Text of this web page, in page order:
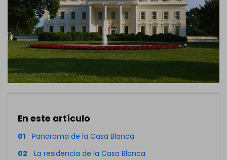
En este artículo
01
Panorama de la Casa Blanca
02
La residencia de la Casa Blanca